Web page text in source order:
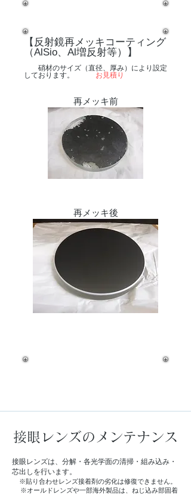
【反射鏡再メッキコーティング
（AlSio、Al増反射等）】
​ 硝材のサイズ（直径、厚み）により設定
しております。 お見積り
再メッキ前
再メッキ後
接眼レンズのメンテナンス
接眼レンズは、分解・各光学面の清掃・組み込み・
芯出しを行います。
※貼り合わせレンズ接着剤の劣化は修復できません。
※オールドレンズや一部海外製品は、ねじ込み部固着